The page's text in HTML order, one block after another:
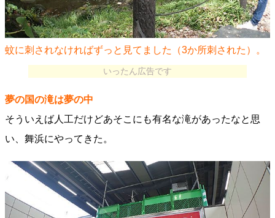
蚊に刺されなければずっと見てました（3か所刺された）。
いったん広告です
夢の国の滝は夢の中
そういえば人工だけどあそこにも有名な滝があったなと思
い、舞浜にやってきた。